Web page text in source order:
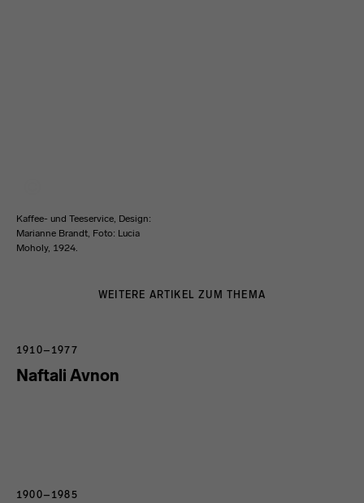
Kaffee- und Teeservice, Design:
Marianne Brandt, Foto: Lucia
Moholy, 1924.
WEITERE ARTIKEL ZUM THEMA
Naftali Avnon
1910–1977
1900–1985